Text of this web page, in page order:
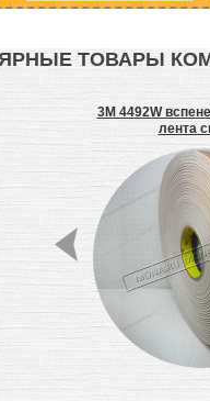
ТОВАРЫ
3M 4492W
лента